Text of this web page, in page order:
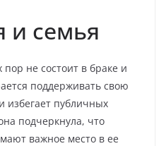
и семья
пор не состоит в браке и
поддерживать свою
избегает публичных
подчеркнула, что
важное место в ее